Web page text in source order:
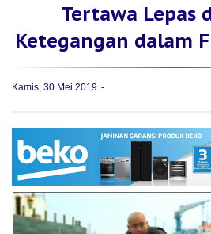
Tertawa Lepas
Ketegangan dalam
Kamis, 30 Mei 2019